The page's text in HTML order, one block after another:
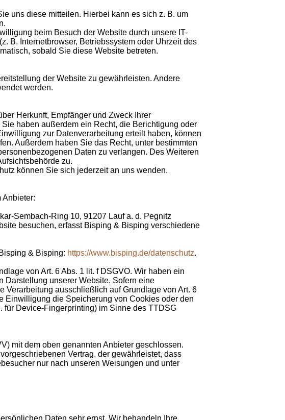
uns diese mitteilen. Hierbei kann es sich z. B. um
beim Besuch der Website durch unsere IT-
B. Internetbrowser, Betriebssystem oder Uhrzeit des
sobald Sie diese Website betreten.
der Website zu gewährleisten. Andere
werden.
Herkunft, Empfänger und Zweck Ihrer
haben außerdem ein Recht, die Berichtigung oder
zur Datenverarbeitung erteilt haben, können
Außerdem haben Sie das Recht, unter bestimmten
Daten zu verlangen. Des Weiteren
zu.
können Sie sich jederzeit an uns wenden.
Anbieter:
Sembach-Ring 10, 91207 Lauf a. d. Pegnitz
besuchen, erfasst Bisping & Bisping verschiedene
& Bisping: https://www.bisping.de/datenschutz.
von Art. 6 Abs. 1 lit. f DSGVO. Wir haben ein
Darstellung unserer Website. Sofern eine
Verarbeitung ausschließlich auf Grundlage von Art. 6
Einwilligung die Speicherung von Cookies oder den
für Device-Fingerprinting) im Sinne des TTDSG
mit dem oben genannten Anbieter geschlossen.
Vertrag, der gewährleistet, dass
nur nach unseren Weisungen und unter
Daten sehr ernst. Wir behandeln Ihre